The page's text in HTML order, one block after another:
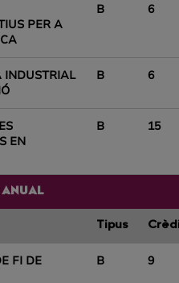
PER A
B 6
INDUSTRIAL
B 6
EN
B 15
ANUAL
Tipus
FI DE
B 9